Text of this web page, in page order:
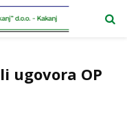
ugovora OP